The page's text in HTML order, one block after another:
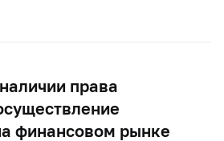
права
финансовом рынке